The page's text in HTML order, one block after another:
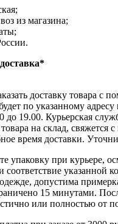
из магазина;
доставку товара с
по указанному
до 19.00. Курьерская
на склад, свяжется
время доставки.
упаковку при курьере,
соответствие указанной
допустима
15 минутами.
или полностью от